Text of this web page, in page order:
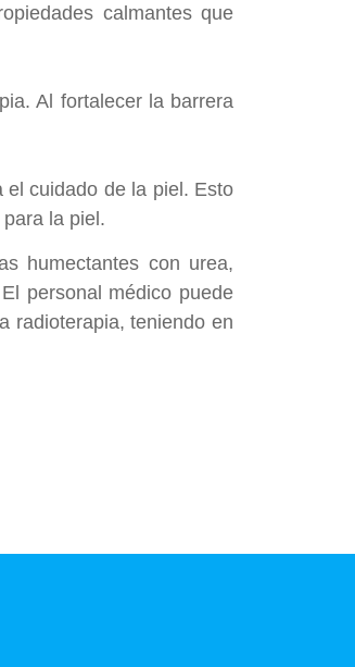
calmantes que
Al fortalecer la barrera
el cuidado de la piel. Esto
la piel.
humectantes con urea,
personal médico puede
radioterapia, teniendo en